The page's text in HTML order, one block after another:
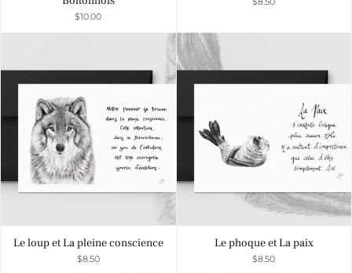
$10.00
Le loup et La pleine conscience
$8.50
Le phoque et La paix
$8.50